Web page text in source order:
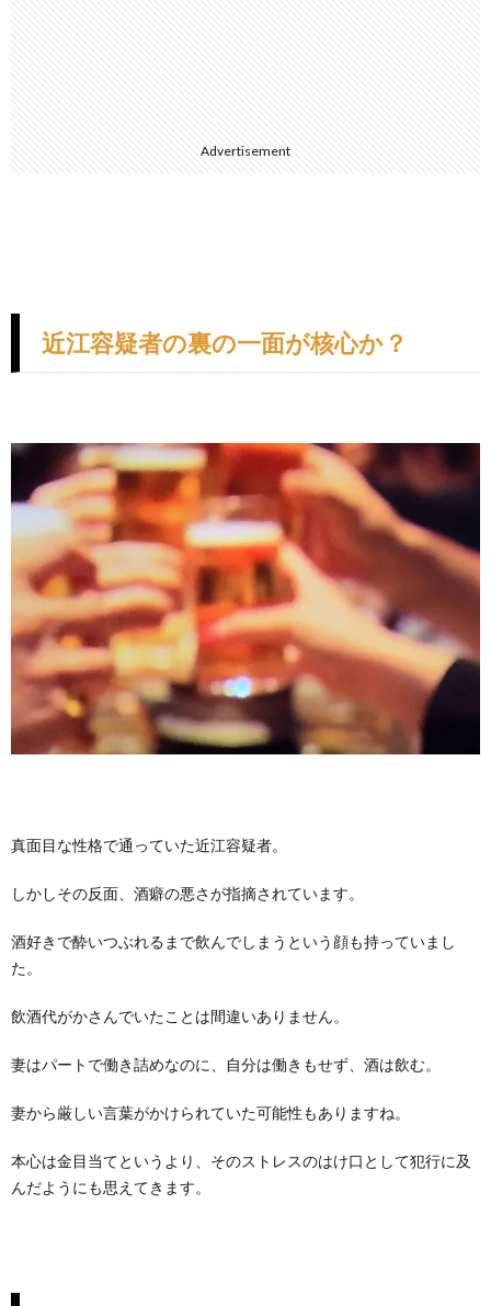
Advertisement
近江容疑者の裏の一面が核心か？
真面目な性格で通っていた近江容疑者。
しかしその反面、酒癖の悪さが指摘されています。
酒好きで酔いつぶれるまで飲んでしまうという顔も持っていまし
た。
飲酒代がかさんでいたことは間違いありません。
妻はパートで働き詰めなのに、自分は働きもせず、酒は飲む。
妻から厳しい言葉がかけられていた可能性もありますね。
本心は金目当てというより、そのストレスのはけ口として犯行に及
んだようにも思えてきます。